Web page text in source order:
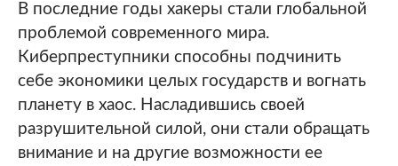
В последние годы хакеры стали глобальной
проблемой современного мира.
Киберпреступники способны подчинить
себе экономики целых государств и вогнать
планету в хаос. Насладившись своей
разрушительной силой, они стали обращать
внимание и на другие возможности ее